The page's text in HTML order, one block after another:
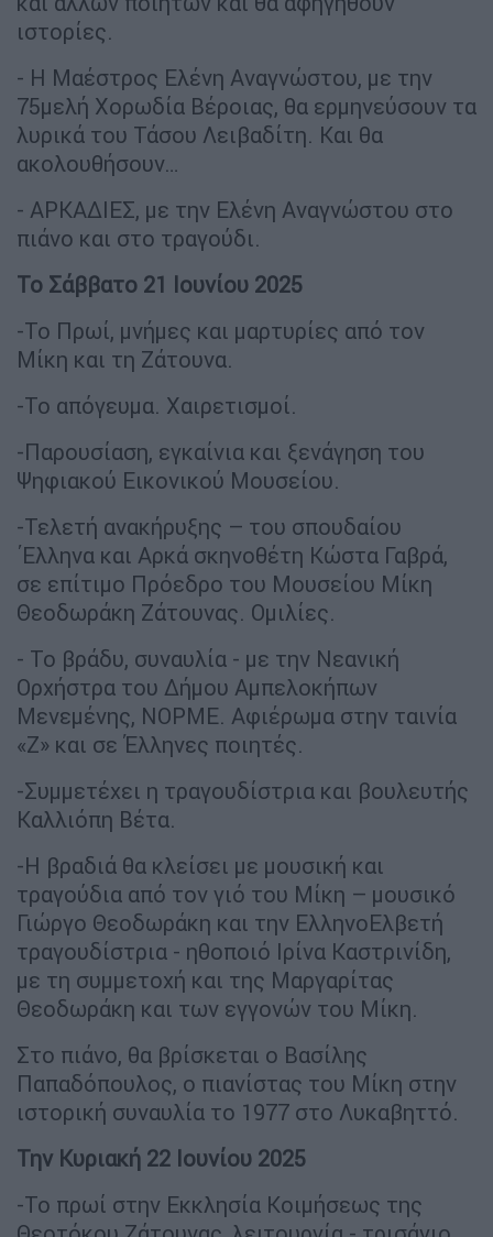
ιστορίες.
- Η Μαέστρος Ελένη Αναγνώστου, με την
75μελή Χορωδία Βέροιας, θα ερμηνεύσουν τα
λυρικά του Τάσου Λειβαδίτη. Και θα
ακολουθήσουν…
- ΑΡΚΑΔΙΕΣ, με την Ελένη Αναγνώστου στο
πιάνο και στο τραγούδι.
Το Σάββατο 21 Ιουνίου 2025
-Το Πρωί, μνήμες και μαρτυρίες από τον
Μίκη και τη Ζάτουνα.
-Το απόγευμα. Χαιρετισμοί.
-Παρουσίαση, εγκαίνια και ξενάγηση του
Ψηφιακού Εικονικού Μουσείου.
-Τελετή ανακήρυξης – του σπουδαίου
΄Ελληνα και Αρκά σκηνοθέτη Κώστα Γαβρά,
σε επίτιμο Πρόεδρο του Μουσείου Μίκη
Θεοδωράκη Ζάτουνας. Ομιλίες.
- Το βράδυ, συναυλία - με την Νεανική
Ορχήστρα του Δήμου Αμπελοκήπων
Μενεμένης, ΝΟΡΜΕ. Αφιέρωμα στην ταινία
«Ζ» και σε Έλληνες ποιητές.
-Συμμετέχει η τραγουδίστρια και βουλευτής
Καλλιόπη Βέτα.
-Η βραδιά θα κλείσει με μουσική και
τραγούδια από τον γιό του Μίκη – μουσικό
Γιώργο Θεοδωράκη και την ΕλληνοΕλβετή
τραγουδίστρια - ηθοποιό Ιρίνα Καστρινίδη,
με τη συμμετοχή και της Μαργαρίτας
Θεοδωράκη και των εγγονών του Μίκη.
Στο πιάνο, θα βρίσκεται ο Βασίλης
Παπαδόπουλος, ο πιανίστας του Μίκη στην
ιστορική συναυλία το 1977 στο Λυκαβηττό.
Την Κυριακή 22 Ιουνίου 2025
-Το πρωί στην Εκκλησία Κοιμήσεως της